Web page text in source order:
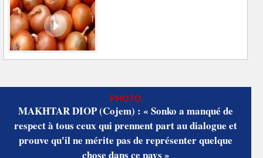
PHOTO
MAKHTAR DIOP (Cojem) : « Sonko a manqué de
respect à tous ceux qui prennent part au dialogue et
prouve qu'il ne mérite pas de représenter quelque
chose dans ce pays »